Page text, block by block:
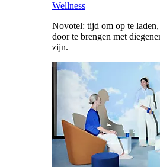
Wellness
Novotel: tijd om op te
door te brengen met
zijn.